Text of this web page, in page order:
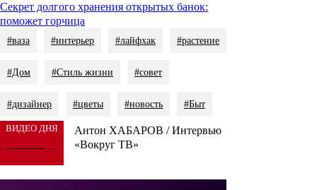
Секрет долгого хранения открытых банок:
поможет горчица
#ваза #интерьер #лайфхак #растение
#Дом #Стиль жизни #совет
#дизайнер #цветы #новость #Быт
ВИДЕО ДНЯ
Антон ХАБАРОВ / Интервью
«Вокруг ТВ»